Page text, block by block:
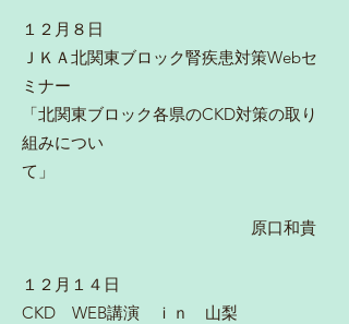
１２月８日
ＪＫＡ北関東ブロック腎疾患対策Webセ
ミナー
「北関東ブロック各県のCKD対策の取り
組みについ
て」
原口和貴
１２月１４日
CKD WEB講演 ｉｎ 山梨